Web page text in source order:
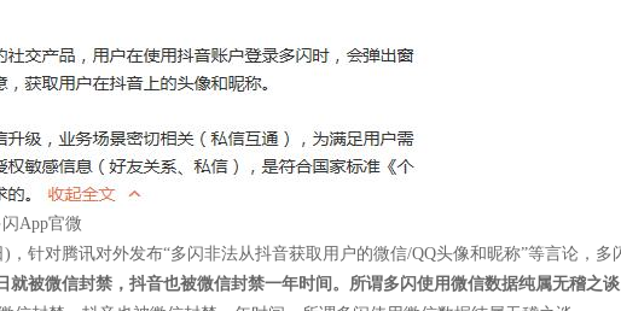
App官微
，针对腾讯对外发布“多闪非法从抖音获取用户的微信/QQ头像和昵称”等言论，多
被微信封禁，抖音也被微信封禁一年时间。所谓多闪使用微信数据纯属无稽之谈